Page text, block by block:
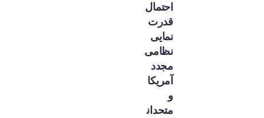
احتمال
قدرت
نمایی
نظامی
مجدد
آمریکا
و
متحدان